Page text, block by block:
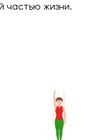
частью жизни.